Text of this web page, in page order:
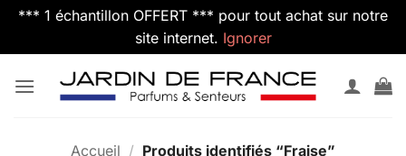
*** 1 échantillon OFFERT *** pour tout achat sur notre
site internet. Ignorer
Accueil / Produits identifiés “Fraise”